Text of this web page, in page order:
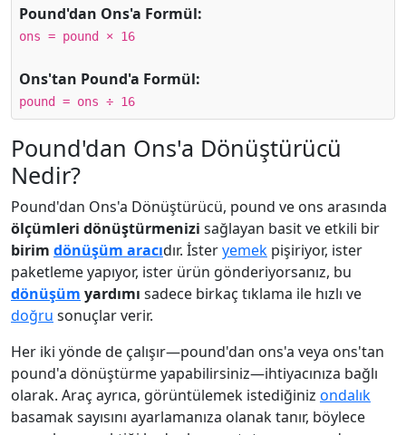
Pound'dan Ons'a Formül:
ons = pound × 16
Ons'tan Pound'a Formül:
pound = ons ÷ 16
Pound'dan Ons'a Dönüştürücü
Nedir?
Pound'dan Ons'a Dönüştürücü, pound ve ons arasında
ölçümleri dönüştürmenizi sağlayan basit ve etkili bir
birim dönüşüm aracıdır. İsteryemek pişiriyor, ister
paketleme yapıyor, ister ürün gönderiyorsanız, bu
dönüşüm yardımı sadece birkaç tıklama ile hızlı ve
doğru sonuçlar verir.
Her iki yönde de çalışır—pound'dan ons'a veya ons'tan
pound'a dönüştürme yapabilirsiniz—ihtiyacınıza bağlı
olarak. Araç ayrıca, görüntülemek istediğiniz ondalık
basamak sayısını ayarlamanıza olanak tanır, böylece